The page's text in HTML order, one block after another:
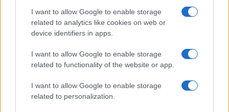
I want to allow Google to enable storage
related to analytics like cookies on web or
device identifiers in apps.
I want to allow Google to enable storage
related to functionality of the website or app.
I want to allow Google to enable storage
related to personalization.
φιλολόγους, όπως επιβάλλεται από την επιστημονική
και παιδαγωγική της βαρύτητα», καταλήγει η επιστολή.